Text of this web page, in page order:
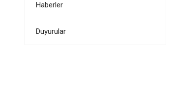
Haberler
Duyurular